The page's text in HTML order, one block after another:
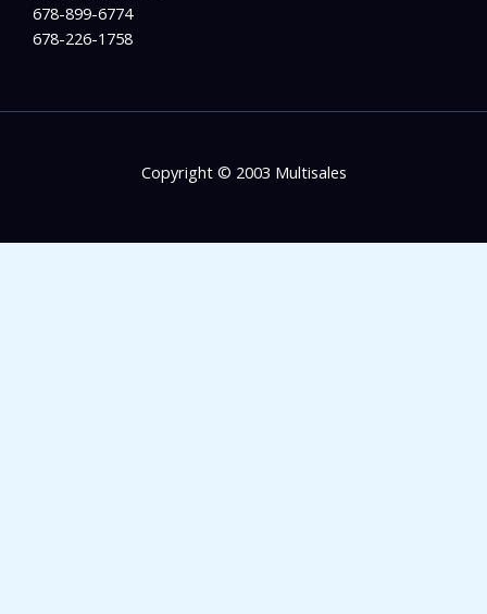
678-899-6774
678-226-1758
Copyright © 2003 Multisales